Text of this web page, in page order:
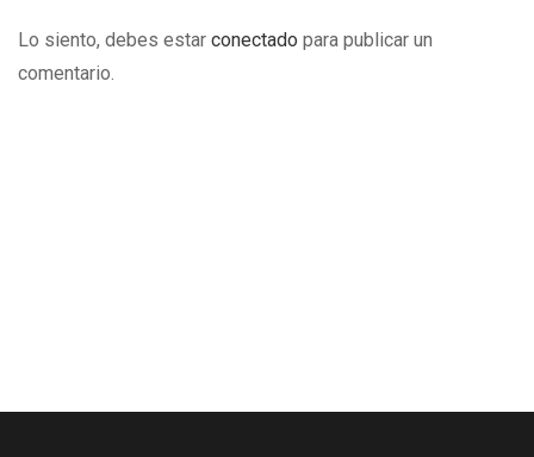
Lo siento, debes estar conectado para publicar un
comentario.